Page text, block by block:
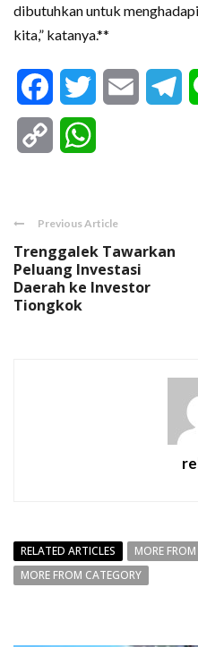
dibutuhkan untuk
kita,” katanya.**
FacebookTwitter Email
Copy
Previous Article
Trenggalek Tawarkan
Peluang Investasi
Daerah ke Investor
Tiongkok
RELATED ARTICLES
MORE
MORE FROM CATEGORY